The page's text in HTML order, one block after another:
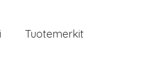
Tuotemerkit